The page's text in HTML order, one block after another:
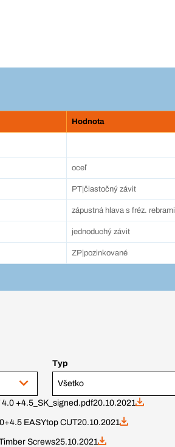
Hodnota
oceľ
PT|čiastočný závit
zápustná hlava s fréz. rebrami
jednoduchý závit
ZP|pozinkované
Typ
Všetko
4.0 +4.5_SK_signed.pdf20.10.2021
EASYtop CUT20.10.2021
Screws25.10.2021